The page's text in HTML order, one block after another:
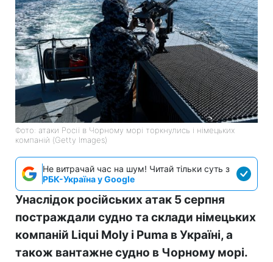
Фото: атаки Росії в Чорному морі торкнулись і німецьких
компаній (Getty Images)
Не витрачай час на шум! Читай тільки суть з
РБК-Україна у Google
Унаслідок російських атак 5 серпня
постраждали судно та склади німецьких
компаній Liqui Moly і Puma в Україні, а
також вантажне судно в Чорному морі.